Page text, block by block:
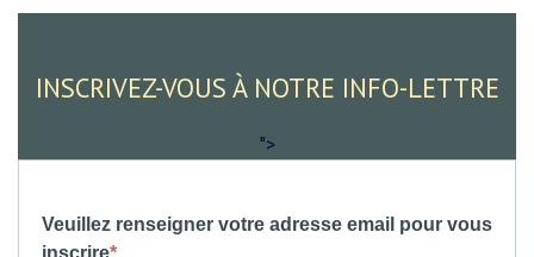
INSCRIVEZ-VOUS À NOTRE INFO-LETTRE
">
Veuillez renseigner votre adresse email pour vous
inscrire